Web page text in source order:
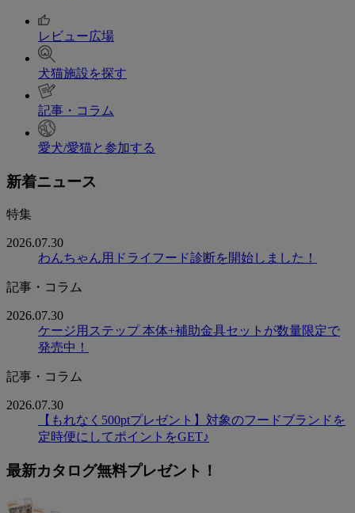
レビュー広場
犬猫施設を探す
記事・コラム
愛犬/愛猫と参加する
新着ニュース
特集
2026.07.30
わんちゃん用ドライフード診断を開始しました！
記事・コラム
2026.07.30
ケージ用ステップ 本体+補助金具セットが数量限定で
発売中！
記事・コラム
2026.07.30
【もれなく500ptプレゼント】対象のフードブランドを
定時便にしてポイントをGET♪
最新カタログ無料プレゼント！